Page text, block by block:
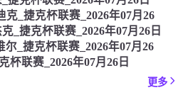
_捷克杯联赛_2026年07月26
_捷克杯联赛_2026年07月26日
_捷克杯联赛_2026年07月26
杯联赛_2026年07月26日
更多